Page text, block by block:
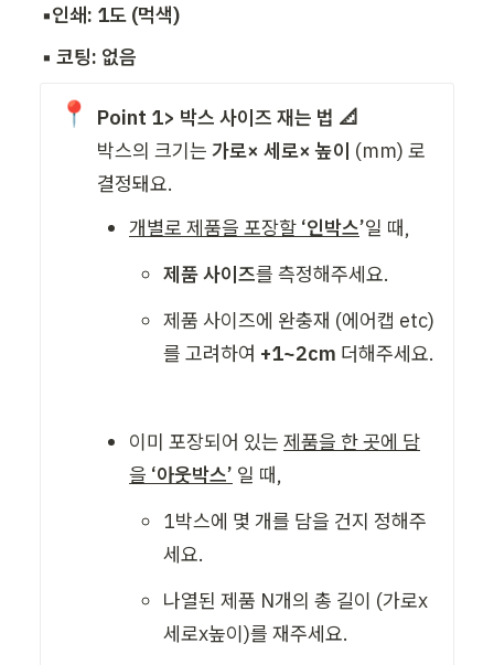
▪️인쇄: 1도 (먹색)
▪️ 코팅: 없음
📍
Point 1> 박스 사이즈 재는 법 📐
박스의 크기는 가로× 세로× 높이 (mm) 로
결정돼요.
개별로 제품을 포장할 ‘인박스’일 때,
제품 사이즈를 측정해주세요.
제품 사이즈에 완충재 (에어캡 etc)
를 고려하여 +1~2cm
이미 포장되어 있는 제품을 한 곳에 담
을 ‘아웃박스’ 일 때,
1박스에 몇 개를 담을 건지 정해주
세요.
나열된 제품 N개의 총 길이 (가로x
세로x높이)를 재주세요.